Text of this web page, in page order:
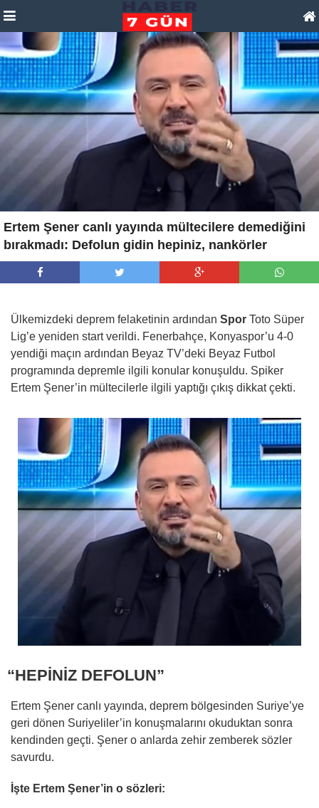
Ertem Şener canlı yayında mültecilere demediğini
bırakmadı: Defolun gidin hepiniz, nankörler
Ülkemizdeki deprem felaketinin ardından Spor Toto Süper
Lig’e yeniden start verildi. Fenerbahçe, Konyaspor’u 4-0
yendiği maçın ardından Beyaz TV’deki Beyaz Futbol
programında depremle ilgili konular konuşuldu. Spiker
Ertem Şener’in mültecilerle ilgili yaptığı çıkış dikkat çekti.
“HEPİNİZ DEFOLUN”
Ertem Şener canlı yayında, deprem bölgesinden Suriye’ye
geri dönen Suriyeliler’in konuşmalarını okuduktan sonra
kendinden geçti. Şener o anlarda zehir zemberek sözler
savurdu.
İşte Ertem Şener’in o sözleri: